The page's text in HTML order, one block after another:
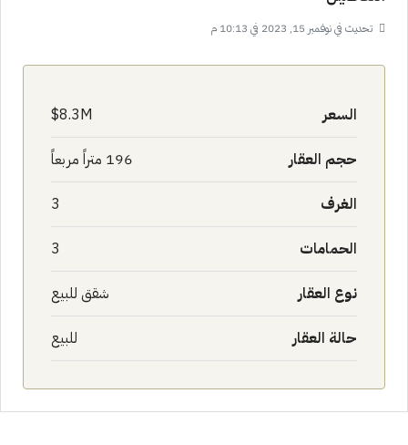
تحديث في نوفمبر 15, 2023 في 10:13 م
السعر 8.3M$
حجم العقار 196 متراً مربعاً
الغرف 3
الحمامات 3
نوع العقار شقق للبيع
حالة العقار للبيع